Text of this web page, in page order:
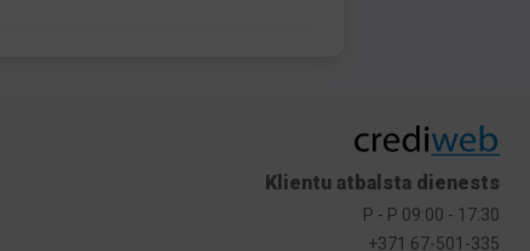
Klientu atbalsta dienests
P - P 09:00 - 17:30
+371 67-501-335